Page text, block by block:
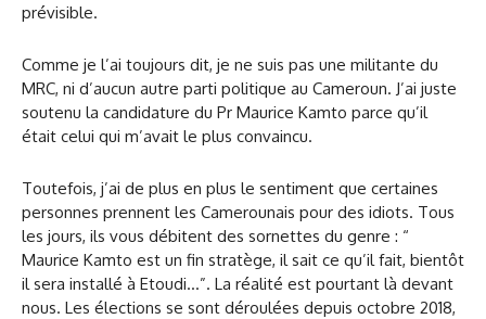
prévisible.
Comme je l’ai toujours dit, je ne suis pas une militante du
MRC, ni d’aucun autre parti politique au Cameroun. J’ai juste
soutenu la candidature du Pr Maurice Kamto parce qu’il
était celui qui m’avait le plus convaincu.
Toutefois, j’ai de plus en plus le sentiment que certaines
personnes prennent les Camerounais pour des idiots. Tous
les jours, ils vous débitent des sornettes du genre : “
Maurice Kamto est un fin stratège, il sait ce qu’il fait, bientôt
il sera installé à Etoudi…”. La réalité est pourtant là devant
nous. Les élections se sont déroulées depuis octobre 2018,